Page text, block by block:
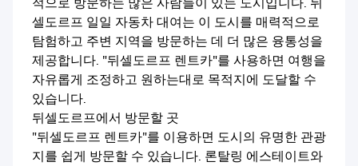
셀도르프 일일 자동차 대여는 이 도시를 매력적으로
탐험하고 주변 지역을 방문하는 데 더 많은 융통성을
제공합니다. "뒤셀도르프 렌트카"를 사용하면 여행을
자유롭게 조정하고 원하는대로 목적지에 도달할 수
있습니다.
뒤셀도르프에서 방문할 곳
"뒤셀도르프 렌트카"를 이용하면 도시의 유명한 관광
지를 쉽게 방문할 수 있습니다. 론탈링 에스테이트와